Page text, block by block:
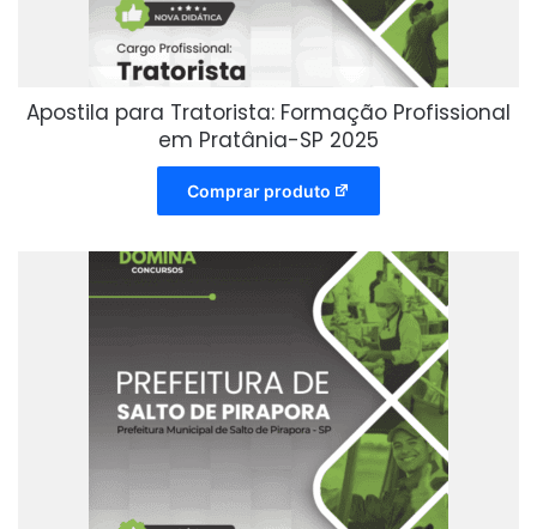
Apostila para Tratorista: Formação Profissional
em Pratânia-SP 2025
Comprar produto